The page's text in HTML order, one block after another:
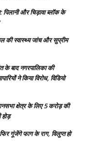
पिलानी और चिड़ावा ब्लॉक के
की स्वास्थ्य जांच और सुप्रीम
के बाद नगरपालिका की
ने किया विरोध, विडियो
क्षेत्र के लिए 5 करोड़ की
फिर गूंजेंगे फाग के राग, विलुप्त हो